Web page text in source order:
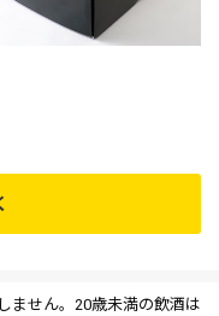
ません。20歳未満の飲酒は